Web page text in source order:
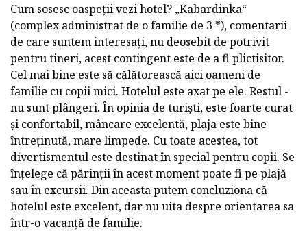
Cum sosesc oaspeții vezi hotel? „Kabardinka“
(complex administrat de o familie de 3 *), comentarii
de care suntem interesați, nu deosebit de potrivit
pentru tineri, acest contingent este de a fi plictisitor.
Cel mai bine este să călătorească aici oameni de
familie cu copii mici. Hotelul este axat pe ele. Restul -
nu sunt plângeri. În opinia de turiști, este foarte curat
și confortabil, mâncare excelentă, plaja este bine
întreținută, mare limpede. Cu toate acestea, tot
divertismentul este destinat în special pentru copii. Se
înțelege că părinții în acest moment poate fi pe plajă
sau în excursii. Din aceasta putem concluziona că
hotelul este excelent, dar nu uita despre orientarea sa
într-o vacanță de familie.